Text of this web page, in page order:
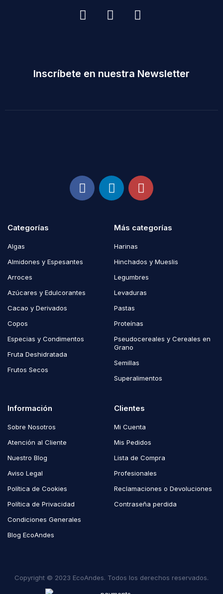
Inscríbete en nuestra Newsletter
Categorías
Algas
Almidones y Espesantes
Arroces
Azúcares y Edulcorantes
Cacao y Derivados
Copos
Especias y Condimentos
Fruta Deshidratada
Frutos Secos
Más categorías
Harinas
Hinchados y Mueslis
Legumbres
Levaduras
Pastas
Proteínas
Pseudocereales y Cereales en
Grano
Semillas
Superalimentos
Información
Sobre Nosotros
Atención al Cliente
Nuestro Blog
Aviso Legal
Política de Cookies
Política de Privacidad
Condiciones Generales
Blog EcoAndes
Clientes
Mi Cuenta
Mis Pedidos
Lista de Compra
Profesionales
Reclamaciones o Devoluciones
Contraseña perdida
Copyright © 2023 EcoAndes. Todos los derechos reservados.